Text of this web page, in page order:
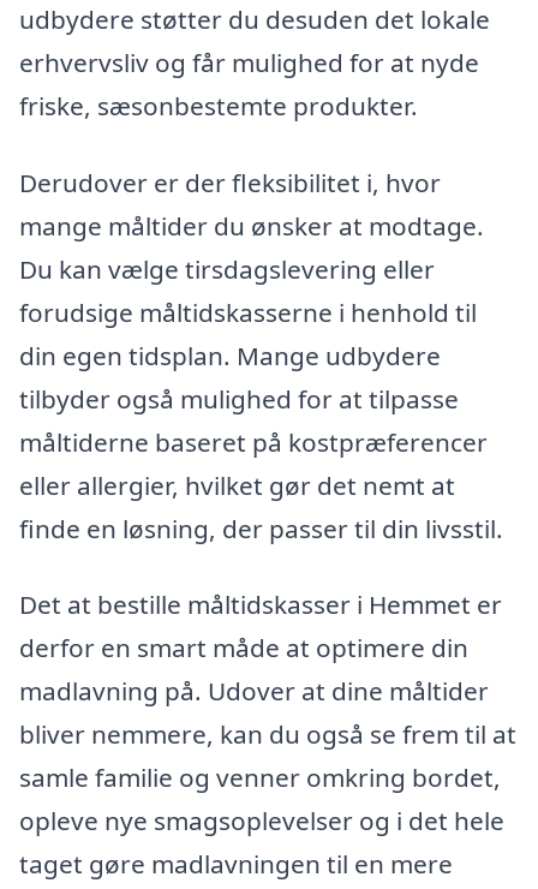
udbydere støtter du desuden det lokale
erhvervsliv og får mulighed for at nyde
friske, sæsonbestemte produkter.
Derudover er der fleksibilitet i, hvor
mange måltider du ønsker at modtage.
Du kan vælge tirsdagslevering eller
forudsige måltidskasserne i henhold til
din egen tidsplan. Mange udbydere
tilbyder også mulighed for at tilpasse
måltiderne baseret på kostpræferencer
eller allergier, hvilket gør det nemt at
finde en løsning, der passer til din livsstil.
Det at bestille måltidskasser i Hemmet er
derfor en smart måde at optimere din
madlavning på. Udover at dine måltider
bliver nemmere, kan du også se frem til at
samle familie og venner omkring bordet,
opleve nye smagsoplevelser og i det hele
taget gøre madlavningen til en mere